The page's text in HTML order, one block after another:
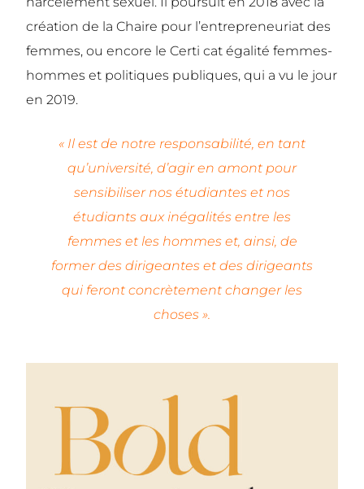
création de la Chaire pour l’entrepreneuriat des
femmes, ou encore le Certi cat égalité femmes-
hommes et politiques publiques, qui a vu le jour
en 2019.
« Il est de notre responsabilité, en tant
qu’université, d’agir en amont pour
sensibiliser nos étudiantes et nos
étudiants aux inégalités entre les
femmes et les hommes et, ainsi, de
former des dirigeantes et des dirigeants
qui feront concrètement changer les
choses ».